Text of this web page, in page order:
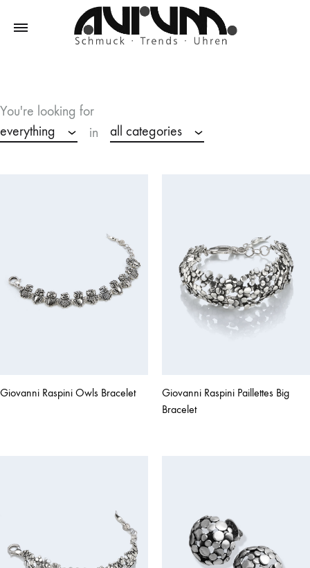
Trends
–
Uhren
You're looking for
everything
in all categories
Giovanni Raspini Owls Bracelet
Giovanni Raspini Paillettes Big
Bracelet